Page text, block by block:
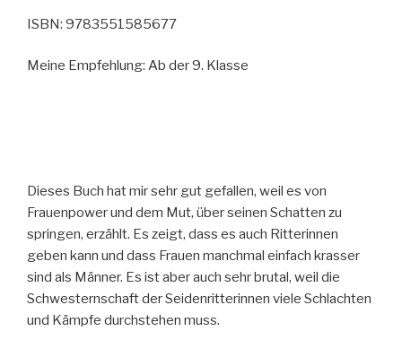
ISBN: 9783551585677
Meine Empfehlung: Ab der 9. Klasse
Dieses Buch hat mir sehr gut gefallen, weil es von
Frauenpower und dem Mut, über seinen Schatten zu
springen, erzählt. Es zeigt, dass es auch Ritterinnen
geben kann und dass Frauen manchmal einfach krasser
sind als Männer. Es ist aber auch sehr brutal, weil die
Schwesternschaft der Seidenritterinnen viele Schlachten
und Kämpfe durchstehen muss.